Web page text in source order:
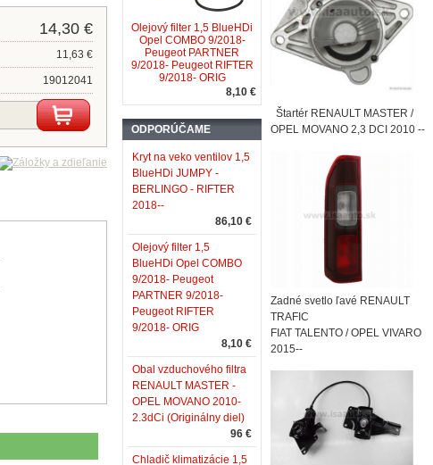
14,30 €
11,63 €
19012041
Olejový filter 1,5 BlueHDi
Opel COMBO 9/2018-
Peugeot PARTNER
9/2018- Peugeot RIFTER
9/2018- ORIG
8,10 €
ODPORÚČAME
Kryt na veko ventilov 1,5
BlueHDi JUMPY -
BERLINGO - RIFTER
2018--
86,10 €
Olejový filter 1,5
BlueHDi Opel COMBO
9/2018- Peugeot
PARTNER 9/2018-
Peugeot RIFTER
9/2018- ORIG
8,10 €
Obal vzduchového filtra
RENAULT MASTER -
OPEL MOVANO 2010-
2.3dCi (Originálny diel)
96 €
Chladič klimatizácie 1,5
Štartér RENAULT MASTER /
OPEL MOVANO 2,3 DCI 2010 --
Zadné svetlo ľavé RENAULT
TRAFIC
FIAT TALENTO / OPEL VIVARO
2015--